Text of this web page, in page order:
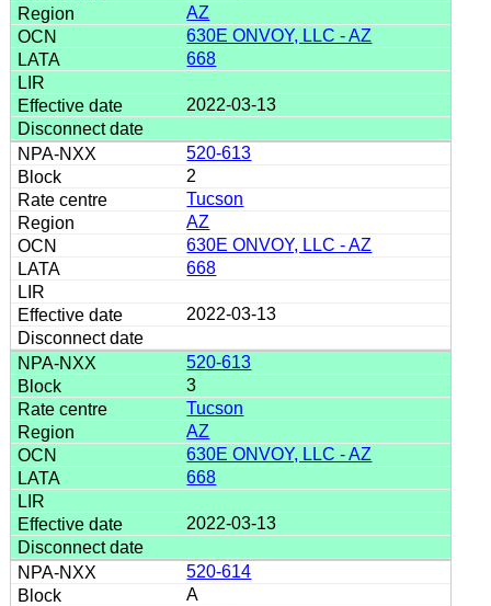
AZ
630E ONVOY, LLC - AZ
668
2022-03-13
520-613
2
Tucson
AZ
630E ONVOY, LLC - AZ
668
2022-03-13
520-613
3
Tucson
AZ
630E ONVOY, LLC - AZ
668
2022-03-13
520-614
A